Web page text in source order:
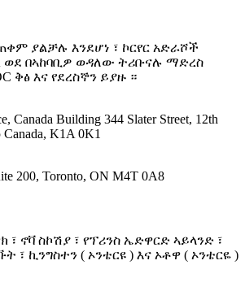
ያልቻሉ እንደሆነ ፣ ኮርየር አድራሾች
በኣከባቢዎ ወዳለው ትሪቡናሉ ማድረስ
ቅፅ እና የደረስኞን ይያዙ ።
Canada Building 344 Slater Street, 12th
K1A 0K1
200, Toronto, ON M4T 0A8
፣ ኖቫ ስኮሽያ ፣ የፕሪንስ ኤድዋርድ ኣይላንድ ፣
፣ ኪንግስተን ( ኦንቴርዩ ) እና ኦቶዋ ( ኦንቴርዬ )